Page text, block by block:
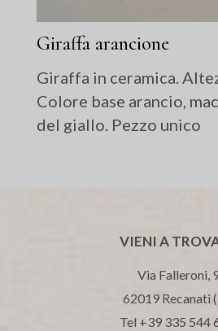
Giraffa arancione
Giraffa in ceramica.
Colore base arancio,
del giallo. Pezzo unico
VIENI A
Via Falleroni,
62019 Recanati
Tel +39 335 544